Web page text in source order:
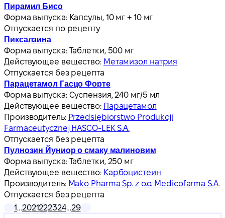
Пирамил Бисо
Форма выпуска: Капсулы, 10 мг + 10 мг
Отпускается по рецепту
Пиксалзина
Форма выпуска: Таблетки, 500 мг
Действующее вещество: Метамизол натрия
Отпускается без рецепта
Парацетамол Гасцо Форте
Форма выпуска: Суспензия, 240 мг/5 мл
Действующее вещество: Парацетамол
Производитель: Przedsiębiorstwo Produkcji
Farmaceutycznej HASCO-LEK S.A.
Отпускается без рецепта
Пулнозин Йуниор о смаку малиновим
Форма выпуска: Таблетки, 250 мг
Действующее вещество: Карбоцистеин
Производитель: Mako Pharma Sp. z o.o. Medicofarma S.A.
Отпускается без рецепта
1…2021222324…29